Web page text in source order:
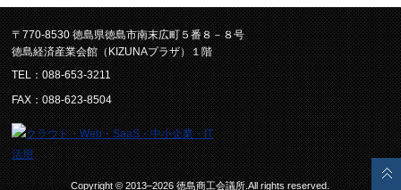
〒770-8530 徳島県徳島市南末広町５番８－８号
徳島経済産業会館（KIZUNAプラザ）１階
TEL：088-653-3211
FAX：088-623-8504
Copyright © 2013–2026 徳島商工会議所.All rights reserved.